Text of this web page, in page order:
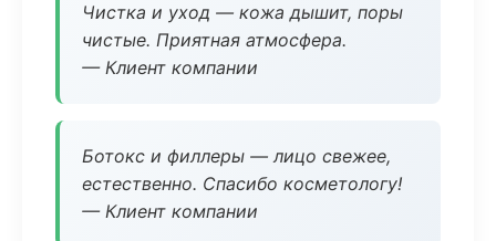
Чистка и уход — кожа дышит, поры
чистые. Приятная атмосфера.
— Клиент компании
Ботокс и филлеры — лицо свежее,
естественно. Спасибо косметологу!
— Клиент компании